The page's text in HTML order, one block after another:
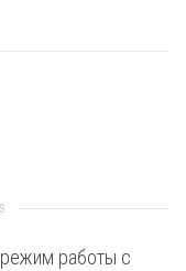
работы с